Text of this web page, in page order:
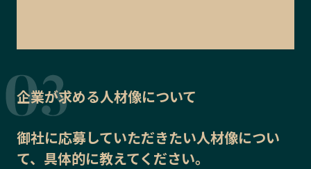
企業が求める人材像について
御社に応募していただきたい人材像につい
て、具体的に教えてください。